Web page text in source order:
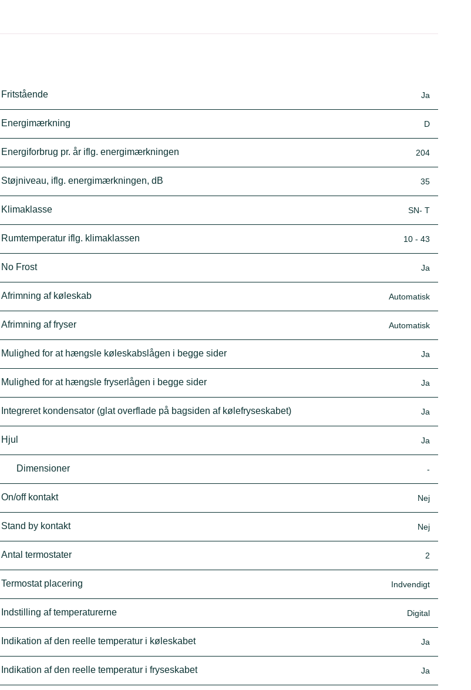
Fritstående Ja
Energimærkning D
Energiforbrug pr. år iflg. energimærkningen 204
Støjniveau, iflg. energimærkningen, dB 35
Klimaklasse SN- T
Rumtemperatur iflg. klimaklassen 10 - 43
No Frost Ja
Afrimning af køleskab Automatisk
Afrimning af fryser Automatisk
Mulighed for at hængsle køleskabslågen i begge sider Ja
Mulighed for at hængsle fryserlågen i begge sider Ja
Integreret kondensator (glat overflade på bagsiden af kølefryseskabet) Ja
Hjul Ja
Dimensioner -
On/off kontakt Nej
Stand by kontakt Nej
Antal termostater 2
Termostat placering Indvendigt
Indstilling af temperaturerne Digital
Indikation af den reelle temperatur i køleskabet Ja
Indikation af den reelle temperatur i fryseskabet Ja